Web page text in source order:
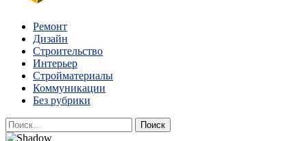
Строительство и ремонт
Квартиры и дома, в которых живут разные люди, очень
отличаются между собой.
Ремонт
Дизайн
Строительство
Интерьер
Стройматериалы
Коммуникации
Без рубрики
Найти: